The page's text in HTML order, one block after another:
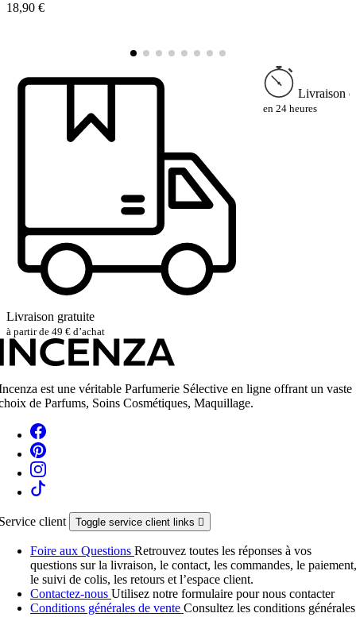
18,90 €
Livraison gratuite
à partir de 49 € d’achat
Livraison
en 24 heures
est une véritable Parfumerie Sélective en ligne offrant un vaste
de Parfums, Soins Cosmétiques, Maquillage.
client Toggle service client links 
Foire aux Questions Retrouvez toutes les réponses à vos
questions sur la livraison, le contact, les commandes, le paiement,
le suivi de colis, les retours et l’espace client.
Contactez-nous Utilisez notre formulaire pour nous contacter
Conditions générales de vente Consultez les conditions générales